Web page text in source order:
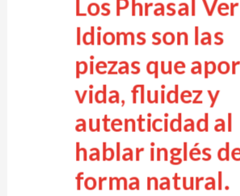
Los Phrasal
Idioms son las
piezas que
vida, fluidez y
autenticidad al
hablar inglés
forma natural.